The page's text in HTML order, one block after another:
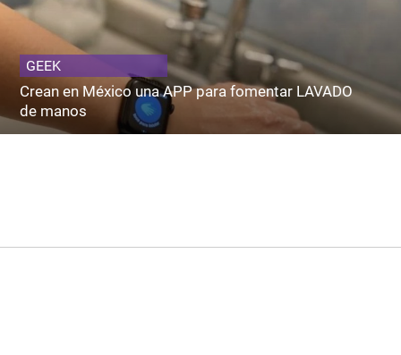
GEEK
Crean en México una APP para fomentar LAVADO
de manos